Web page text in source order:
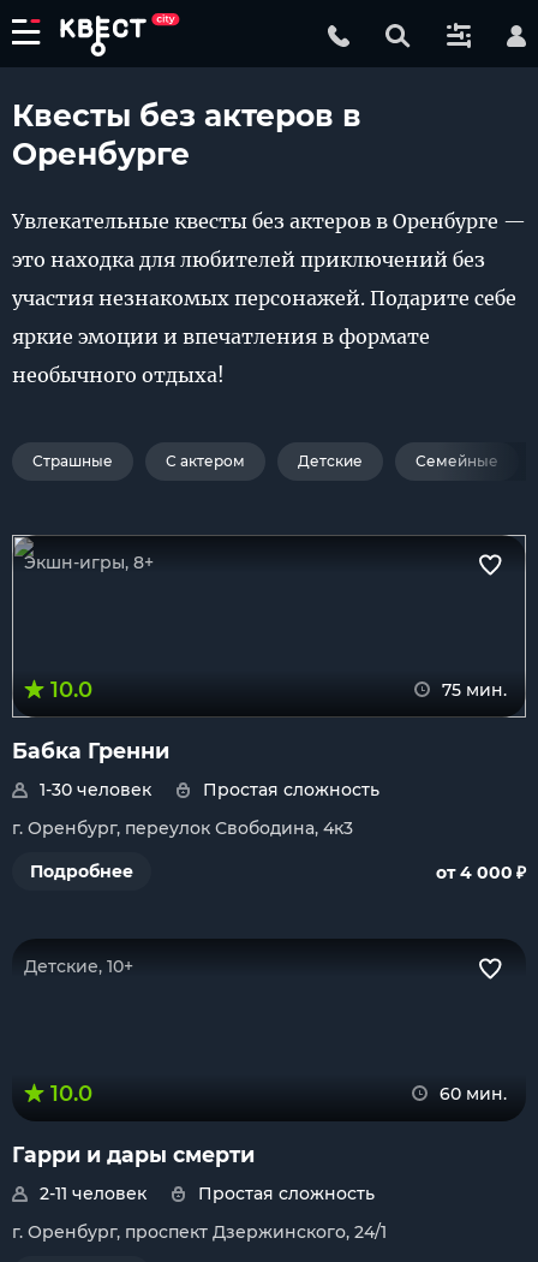
Квесты без актеров в
Оренбурге
Увлекательные квесты без актеров в Оренбурге —
это находка для любителей приключений без
участия незнакомых персонажей. Подарите себе
яркие эмоции и впечатления в формате
необычного отдыха!
Страшные С актером Детские Семейные
Экшн-игры, 8+
10.0 75 мин.
Бабка Гренни
1-30 человек
Простая сложность
г. Оренбург, переулок Свободина, 4к3
Подробнее
от 4 000 ₽
Детские, 10+
10.0 60 мин.
Гарри и дары смерти
2-11 человек
Простая сложность
г. Оренбург, проспект Дзержинского, 24/1